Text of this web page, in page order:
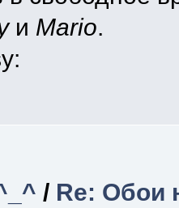
и Mario.
/ Re: Обои